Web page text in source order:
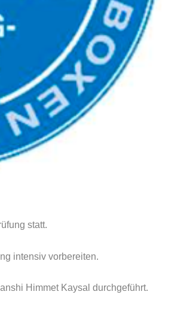
statt.
intensiv vorbereiten.
Himmet Kaysal durchgeführt.